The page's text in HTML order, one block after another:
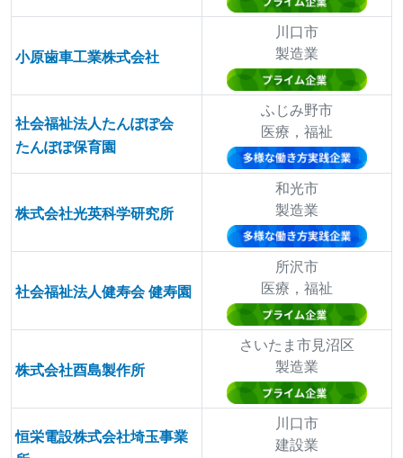
小原歯車工業株式会社
川口市
製造業
社会福祉法人たんぽぽ会
たんぽぽ保育園
ふじみ野市
医療，福祉
株式会社光英科学研究所
和光市
製造業
社会福祉法人健寿会 健寿園
所沢市
医療，福祉
株式会社酉島製作所
さいたま市見沼区
製造業
恒栄電設株式会社埼玉事業
川口市
建設業